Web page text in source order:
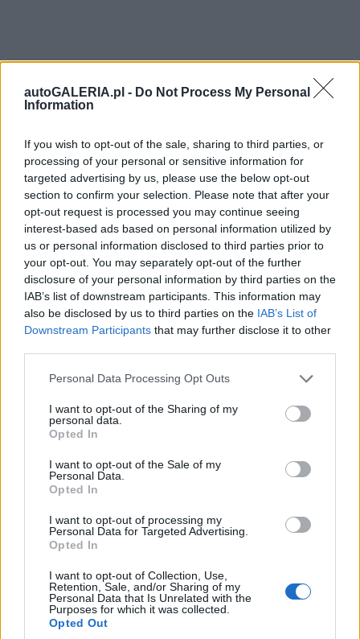
autoGALERIA.pl - Do Not Process My Personal
Information
If you wish to opt-out of the sale, sharing to third parties, or
processing of your personal or sensitive information for
targeted advertising by us, please use the below opt-out
section to confirm your selection. Please note that after your
opt-out request is processed you may continue seeing
interest-based ads based on personal information utilized by
us or personal information disclosed to third parties prior to
your opt-out. You may separately opt-out of the further
disclosure of your personal information by third parties on the
IAB’s list of downstream participants. This information may
also be disclosed by us to third parties on the IAB’s List of
Downstream Participants that may further disclose it to other
Please note that this website/app uses one or more Google
not limited to your visit or usage behaviour. You may click to
grant or deny consent to Google and its third-party tags to
use your data for below specified purposes in below Google
consent section.
Personal Data Processing Opt Outs
I want to opt-out of the Sharing of my
personal data.
Opted In
I want to opt-out of the Sale of my
Personal Data.
Opted In
I want to opt-out of processing my
Personal Data for Targeted Advertising.
Opted In
I want to opt-out of Collection, Use,
Retention, Sale, and/or Sharing of my
Personal Data that Is Unrelated with the
Purposes for which it was collected.
Opted Out